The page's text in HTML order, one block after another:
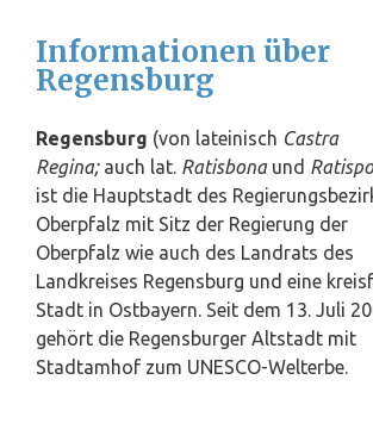
Informationen über
Regensburg
Regensburg (von lateinisch Castra
Regina;auch lat. Ratisbonaund
ist die Hauptstadt des
Oberpfalz mit Sitz der Regierung der
Oberpfalz wie auch des Landrats des
Landkreises Regensburg und eine
Stadt in Ostbayern. Seit dem 13. Juli
gehört die Regensburger Altstadt mit
Stadtamhof zum UNESCO-Welterbe.